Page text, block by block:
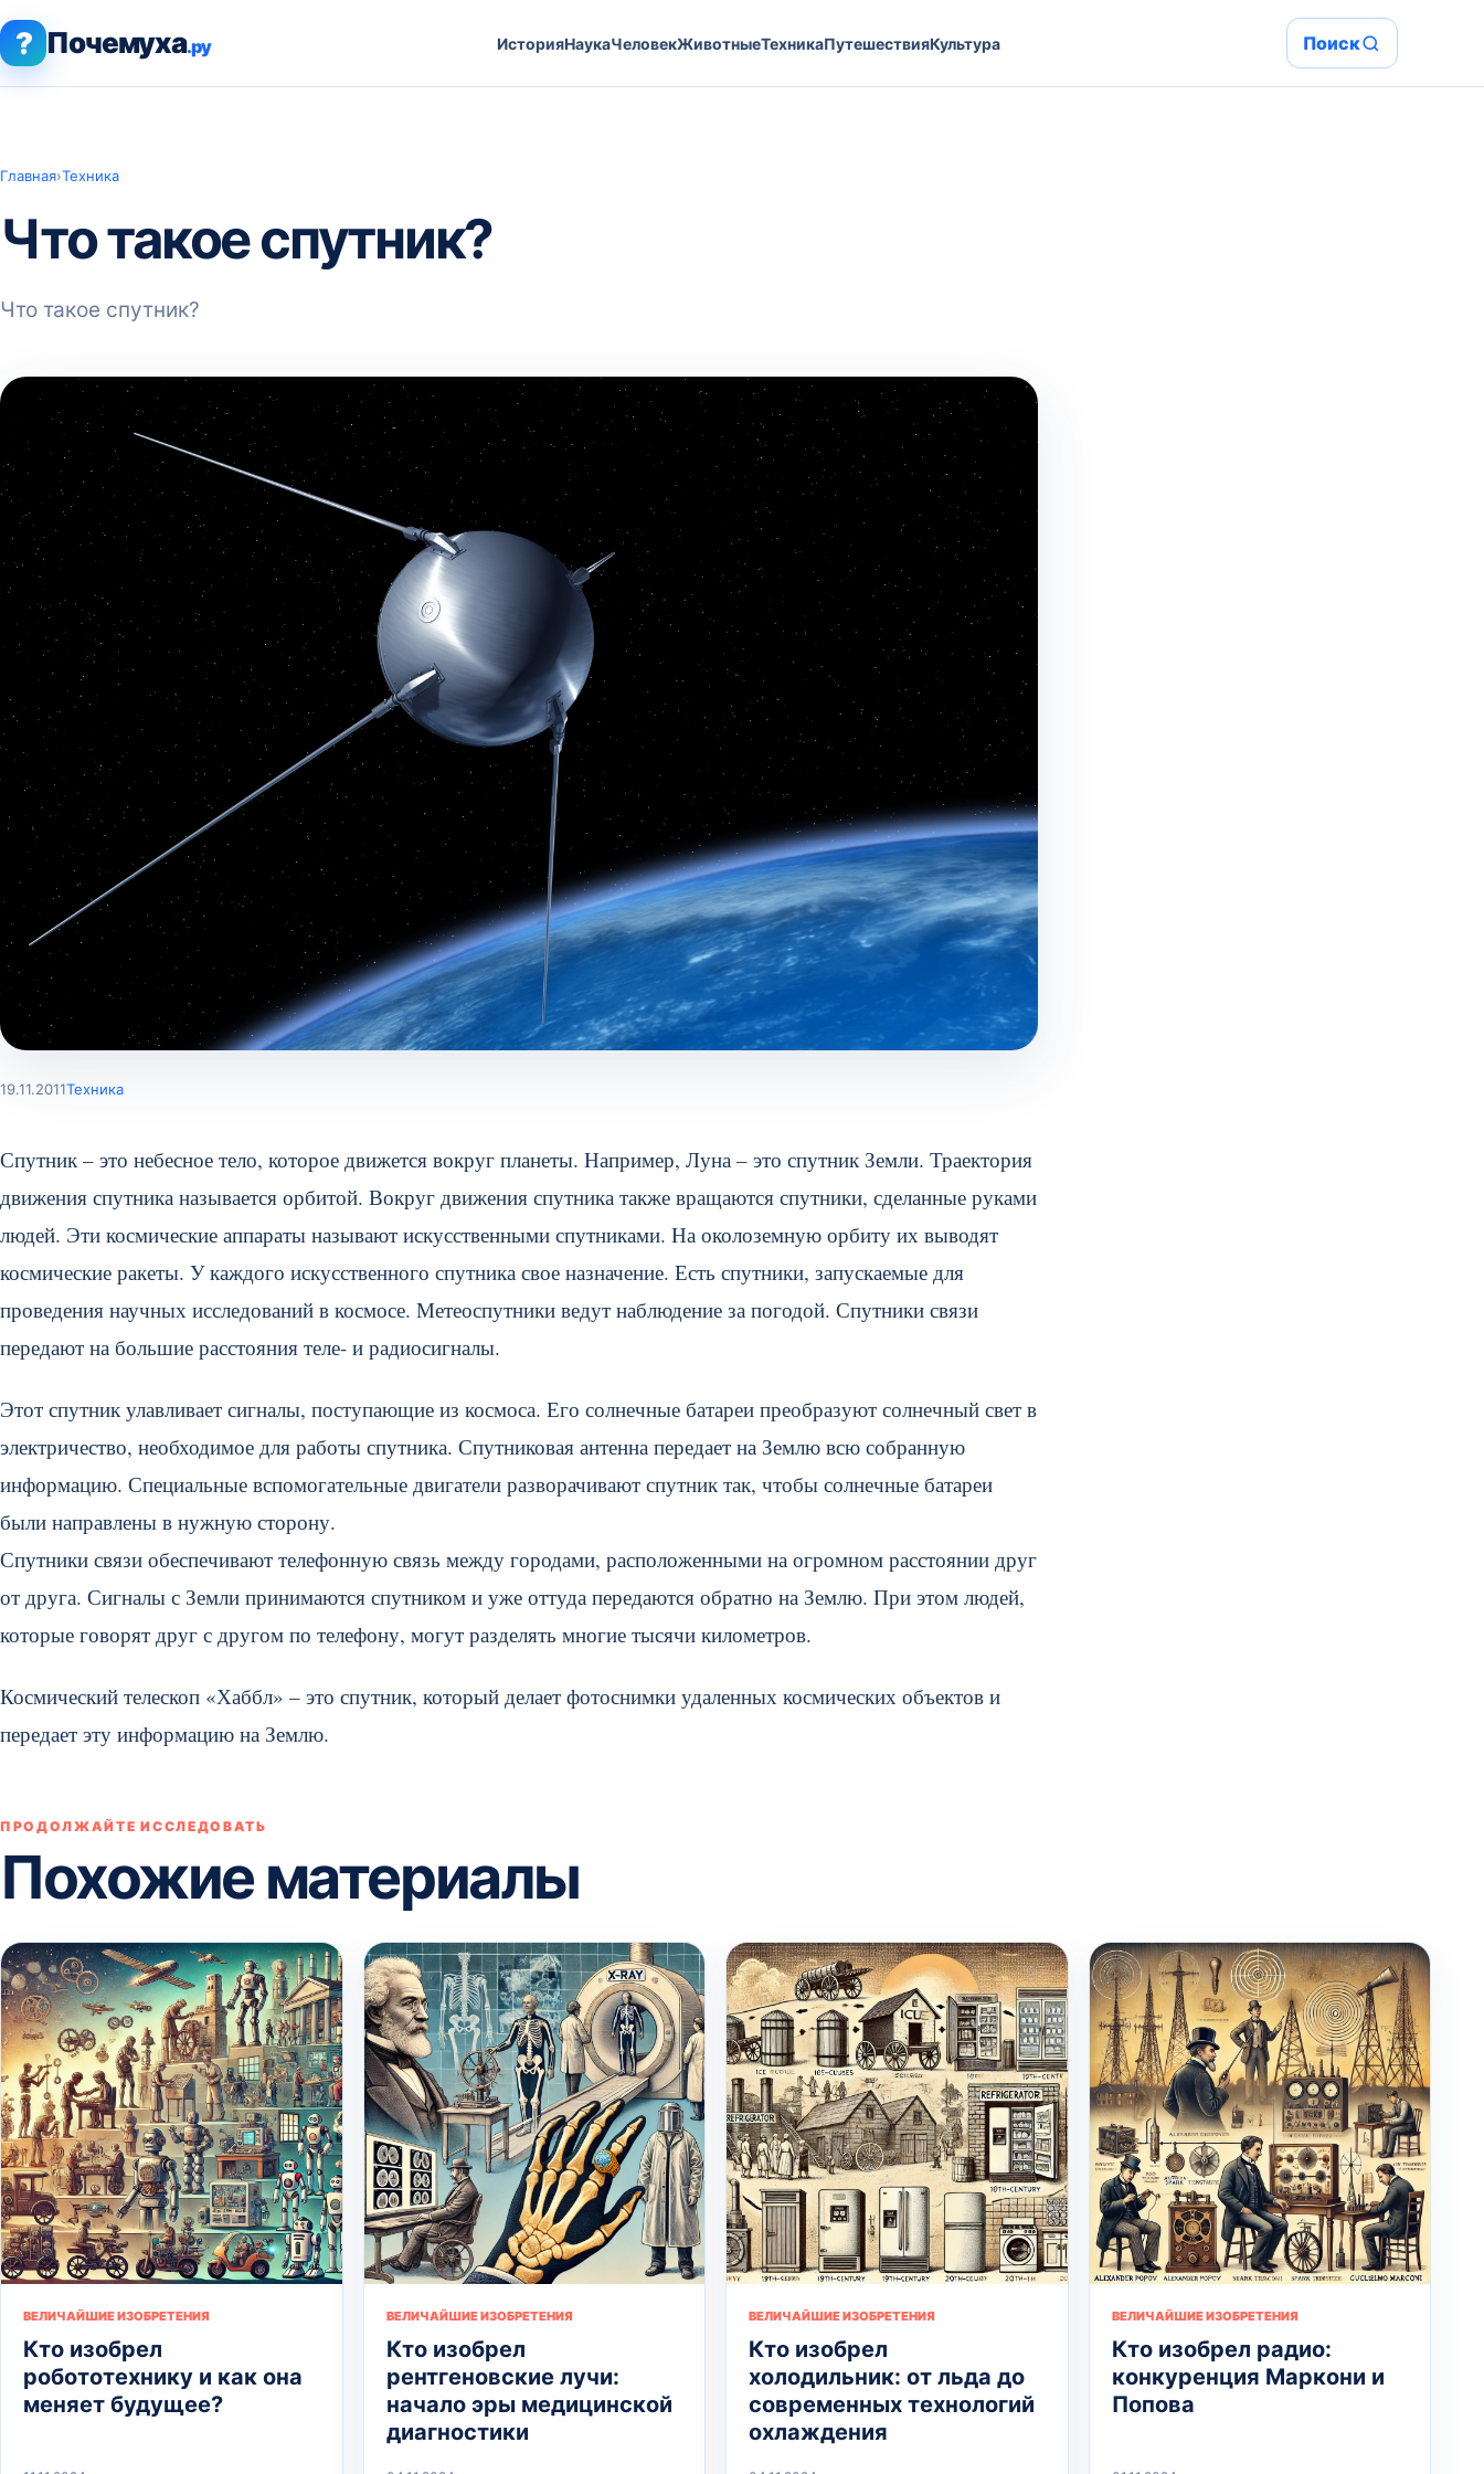
? Почемуха.ру ИсторияНаукаЧеловекЖивотныеТехникаПутешествияКультура Поиск
Главная›Техника
Что такое спутник?
Что такое спутник?
19.11.2011Техника
Спутник – это небесное тело, которое движется вокруг планеты. Например, Луна – это спутник Земли. Траектория
движения спутника называется орбитой. Вокруг движения спутника также вращаются спутники, сделанные руками
людей. Эти космические аппараты называют искусственными спутниками. На околоземную орбиту их выводят
космические ракеты. У каждого искусственного спутника свое назначение. Есть спутники, запускаемые для
проведения научных исследований в космосе. Метеоспутники ведут наблюдение за погодой. Спутники связи
передают на большие расстояния теле- и радиосигналы.
Этот спутник улавливает сигналы, поступающие из космоса. Его солнечные батареи преобразуют солнечный свет в
электричество, необходимое для работы спутника. Спутниковая антенна передает на Землю всю собранную
информацию. Специальные вспомогательные двигатели разворачивают спутник так, чтобы солнечные батареи
были направлены в нужную сторону.
Спутники связи обеспечивают телефонную связь между городами, расположенными на огромном расстоянии друг
от друга. Сигналы с Земли принимаются спутником и уже оттуда передаются обратно на Землю. При этом людей,
которые говорят друг с другом по телефону, могут разделять многие тысячи километров.
Космический телескоп «Хаббл» – это спутник, который делает фотоснимки удаленных космических объектов и
передает эту информацию на Землю.
ПРОДОЛЖАЙТЕ ИССЛЕДОВАТЬ
Похожие материалы
ВЕЛИЧАЙШИЕ ИЗОБРЕТЕНИЯ
Кто изобрел
робототехнику и как она
меняет будущее?
ВЕЛИЧАЙШИЕ ИЗОБРЕТЕНИЯ
Кто изобрел
рентгеновские лучи:
начало эры медицинской
диагностики
ВЕЛИЧАЙШИЕ ИЗОБРЕТЕНИЯ
Кто изобрел
холодильник: от льда до
современных технологий
охлаждения
ВЕЛИЧАЙШИЕ ИЗОБРЕТЕНИЯ
Кто изобрел радио:
конкуренция Маркони и
Попова